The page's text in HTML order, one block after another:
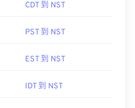
CDT 到 NST
PST 到 NST
EST 到 NST
IDT 到 NST